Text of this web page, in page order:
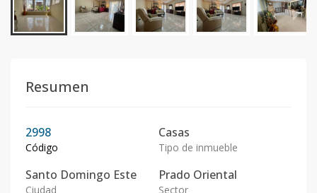
Resumen
2998
Código
Casas
Tipo de inmueble
Santo Domingo Este
Ciudad
Prado Oriental
Sector